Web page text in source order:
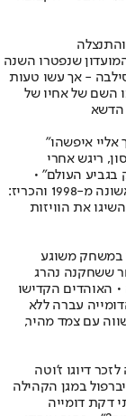
שנפטרו השנה
סילבה - אך עשו טעות
השם של אחיו של
הדשא
אליי איפשהו"
ריגש אחרי
בגביע העולם" •
המאמן סטיב קלארק הוביל את שחקניו לטורניר לראשונה מ-1998 והכריז:
אחרי 20 שנה במדבר ועכשיו אנחנו על 3/4, השיגו את הוויזות
ששחקנה נהרג
האוהדים הקדישו
עברה ללא
עם צמד מהיר,
דיוגו ז'וטה
במגן הקהילה
דקת דומייה